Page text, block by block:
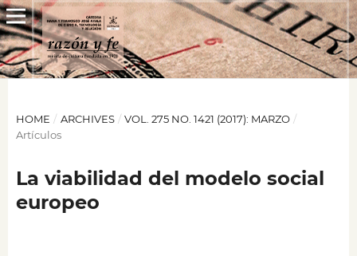
HOME / ARCHIVES / VOL. 275 NO. 1421 (2017): MARZO /
Artículos
La viabilidad del modelo social
europeo